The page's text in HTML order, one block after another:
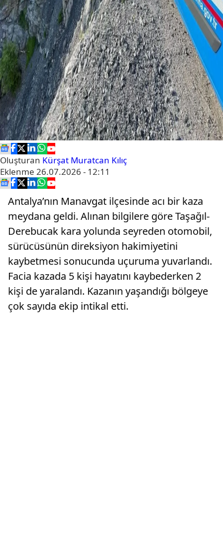
Oluşturan Kürşat Muratcan Kılıç
Eklenme 26.07.2026 - 12:11
Antalya’nın Manavgat ilçesinde acı bir kaza
meydana geldi. Alınan bilgilere göre Taşağıl-
Derebucak kara yolunda seyreden otomobil,
sürücüsünün direksiyon hakimiyetini
kaybetmesi sonucunda uçuruma yuvarlandı.
Facia kazada 5 kişi hayatını kaybederken 2
kişi de yaralandı. Kazanın yaşandığı bölgeye
çok sayıda ekip intikal etti.